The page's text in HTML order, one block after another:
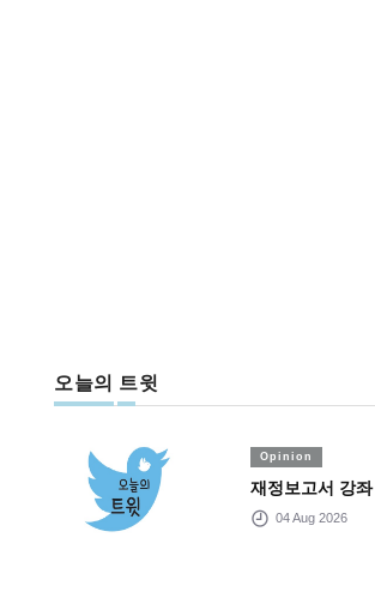
오늘의 트윗
Opinion
재정보고서 강좌
04 Aug 2026